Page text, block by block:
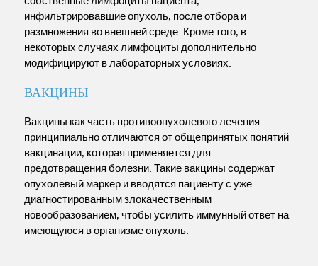
инфильтрировавшие опухоль, после отбора и
размножения во внешней среде. Кроме того, в
некоторых случаях лимфоциты дополнительно
модифицируют в лабораторных условиях.
ВАКЦИНЫ
Вакцины как часть противоопухолевого лечения
принципиально отличаются от общепринятых понятий
вакцинации, которая применяется для
предотвращения болезни. Такие вакцины содержат
опухолевый маркер и вводятся пациенту с уже
диагностированным злокачественным
новообразованием, чтобы усилить иммунный ответ на
имеющуюся в организме опухоль.